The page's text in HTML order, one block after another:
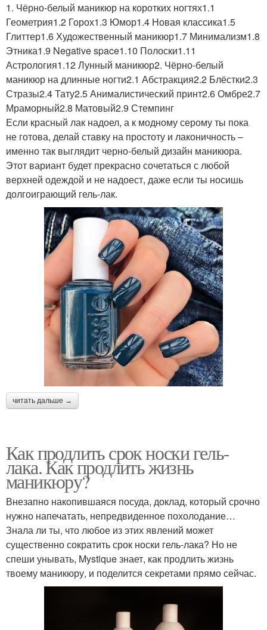
1. Чёрно-белый маникюр на коротких ногтях1.1
Геометрия1.2 Горох1.3 Юмор1.4 Новая классика1.5
Глиттер1.6 Художественный маникюр1.7 Минимализм1.8
Этника1.9 Negative space1.10 Полоски1.11
Астрология1.12 Лунный маникюр2. Чёрно-белый
маникюр на длинные ногти2.1 Абстракция2.2 Блёстки2.3
Стразы2.4 Тату2.5 Анималистический принт2.6 Омбре2.7
Мраморный2.8 Матовый2.9 Стемпинг
Если красный лак надоел, а к модному серому ты пока
не готова, делай ставку на простоту и лаконичность –
именно так выглядит черно-белый дизайн маникюра.
Этот вариант будет прекрасно сочетаться с любой
верхней одеждой и не надоест, даже если ты носишь
долгоиграющий гель-лак.
читать дальше →
Как продлить срок носки гель-
лака. Как продлить жизнь
маникюру?
Внезапно накопившаяся посуда, доклад, который срочно
нужно напечатать, непредвиденное похолодание…
Знала ли ты, что любое из этих явлений может
существенно сократить срок носки гель-лака? Но не
спеши унывать, Mystique знает, как продлить жизнь
твоему маникюру, и поделится секретами прямо сейчас.